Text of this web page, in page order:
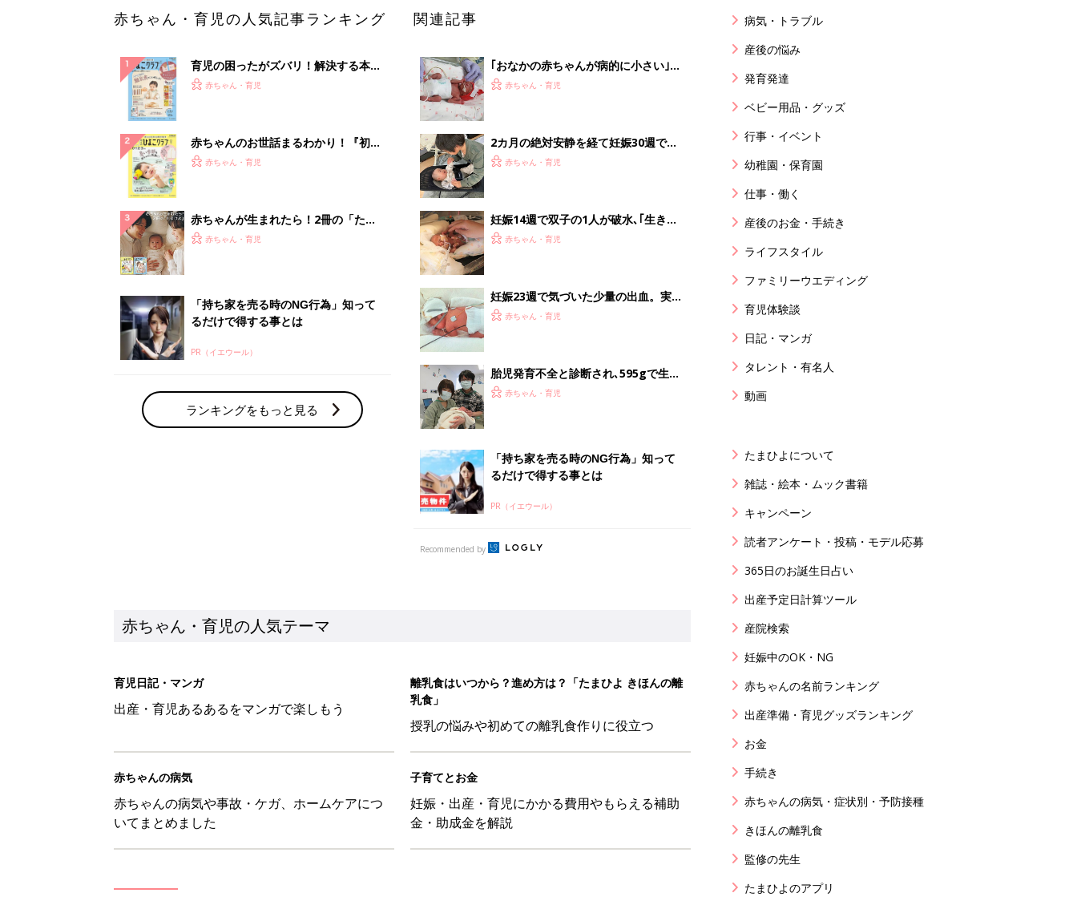
赤ちゃん・育児の人気記事ランキング
育児の困ったがズバリ！解決する本
『ひよこクラブ 秋号』 4カ月～2才
赤ちゃん・育児
赤ちゃんのお世話まるわかり！『初め
てのひよこクラブ 夏号』〈巻頭大特
赤ちゃん・育児
赤ちゃんが生まれたら！2冊の「たま
ひよ」
赤ちゃん・育児
「持ち家を売る時のNG行為」知って
るだけで得する事とは
PR（イエウール）
ランキングをもっと見る
関連記事
｢おなかの赤ちゃんが病的に小さい｣
と､突然言われて入院｡妊娠28週で生ま
赤ちゃん・育児
2カ月の絶対安静を経て妊娠30週で第
3子を出産、子宮を全摘出。娘には
赤ちゃん・育児
妊娠14週で双子の1人が破水､｢生きら
れないだろう｣と言われて絶望も｡23週
赤ちゃん・育児
妊娠23週で気づいた少量の出血。実は
母体が危険な状態だった…。「絶対に
赤ちゃん・育児
胎児発育不全と診断され､595gで生ま
れた長女｡3歳で｢このままでは身長が
赤ちゃん・育児
「持ち家を売る時のNG行為」知って
るだけで得する事とは
PR（イエウール）
Recommended by
赤ちゃん・育児の人気テーマ
育児日記・マンガ
出産・育児あるあるをマンガで楽しもう
離乳食はいつから？進め方は？「たまひよ きほんの離
乳食」
授乳の悩みや初めての離乳食作りに役立つ
赤ちゃんの病気
赤ちゃんの病気や事故・ケガ、ホームケアにつ
いてまとめました
子育てとお金
妊娠・出産・育児にかかる費用やもらえる補助
金・助成金を解説
病気・トラブル
産後の悩み
発育発達
ベビー用品・グッズ
行事・イベント
幼稚園・保育園
仕事・働く
産後のお金・手続き
ライフスタイル
ファミリーウエディング
育児体験談
日記・マンガ
タレント・有名人
動画
たまひよについて
雑誌・絵本・ムック書籍
キャンペーン
読者アンケート・投稿・モデル応募
365日のお誕生日占い
出産予定日計算ツール
産院検索
妊娠中のOK・NG
赤ちゃんの名前ランキング
出産準備・育児グッズランキング
お金
手続き
赤ちゃんの病気・症状別・予防接種
きほんの離乳食
監修の先生
たまひよのアプリ